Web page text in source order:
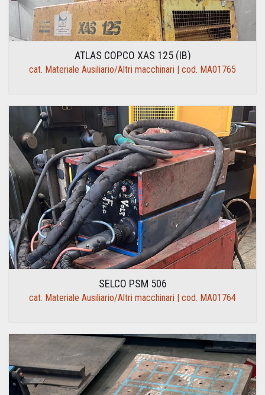
ATLAS COPCO XAS 125 (IB)
cat. Materiale Ausiliario/Altri macchinari | cod. MA01765
SELCO PSM 506
cat. Materiale Ausiliario/Altri macchinari | cod. MA01764